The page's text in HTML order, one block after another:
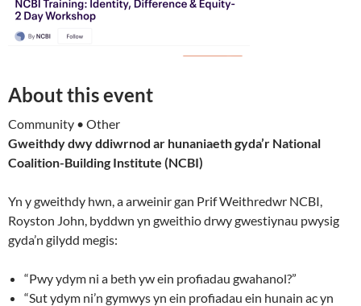
About this event
Community • Other
Gweithdy dwy ddiwrnod ar hunaniaeth gyda’r National
Coalition-Building Institute (NCBI)
Yn y gweithdy hwn, a arweinir gan Prif Weithredwr NCBI,
Royston John, byddwn yn gweithio drwy gwestiynau pwysig
gyda’n gilydd megis:
“Pwy ydym ni a beth yw ein profiadau gwahanol?”
“Sut ydym ni’n gymwys yn ein profiadau ein hunain ac yn